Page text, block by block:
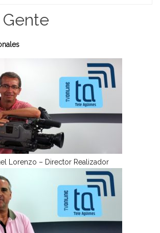
Lorenzo – Director Realizador